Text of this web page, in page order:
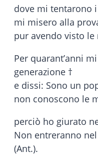
dove mi tentarono
mi misero alla
pur avendo visto le
Per quarant’anni
generazione †
e dissi: Sono un
non conoscono le
perciò ho giurato
Non entreranno
(Ant.).